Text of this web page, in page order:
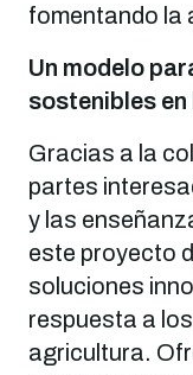
fomentando la
Un modelo
sostenibles
Gracias a la
partes
y las
este proyecto
soluciones
respuesta a
agricultura.